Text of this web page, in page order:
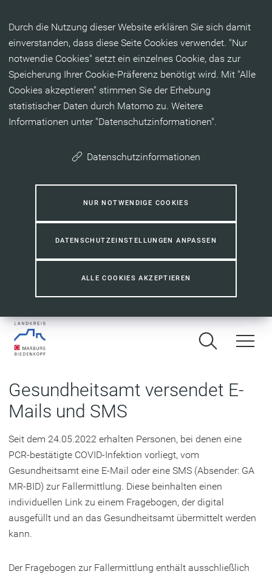
Durch die Nutzung dieser Website erklären Sie sich damit
einverstanden, dass diese Seite Cookies verwendet. "Nur
notwendie Cookies" setzt ein einzelnes Cookie, das zur
Speicherung Ihrer Cookie-Präferenz benötigt wird. Mit "Alle
Cookies akzeptieren" stimmen Sie der Erhebung
statistischer Daten durch Matomo zu. Weitere
Informationen unter "Datenschutzinformationen".
Datenschutzinformationen
NUR NOTWENDIGE COOKIES
DATENSCHUTZEINSTELLUNGEN ANPASSEN
ALLE COOKIES AKZEPTIEREN
Gesundheitsamt versendet E-
Mails und SMS
Seit dem 24.05.2022 erhalten Personen, bei denen eine
PCR-bestätigte COVID-Infektion vorliegt, vom
Gesundheitsamt eine E-Mail oder eine SMS (Absender: GA
MR-BID) zur Fallermittlung. Diese beinhalten einen
individuellen Link zu einem Fragebogen, der digital
ausgefüllt und an das Gesundheitsamt übermittelt werden
kann.
Der Fragebogen zur Fallermittlung enthält ausschließlich